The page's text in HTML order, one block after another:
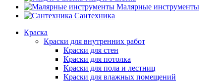
Малярные инструменты
Сантехника
Краска
Краски для внутренних работ
Краски для стен
Краски для потолка
Краски для пола и лестниц
Краски для влажных помещений